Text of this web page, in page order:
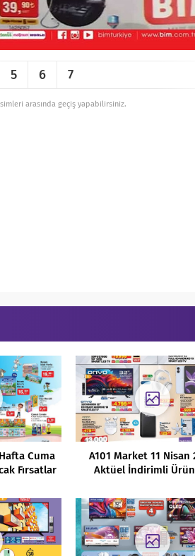
5 6 7
arasında geçiş yapabilirsiniz.
Cuma
Fırsatlar
A101 Market 11 Nisan
Aktüel İndirimli